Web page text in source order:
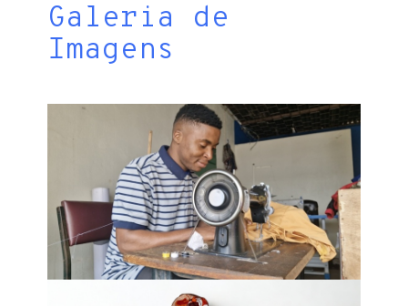
Galeria de
Imagens